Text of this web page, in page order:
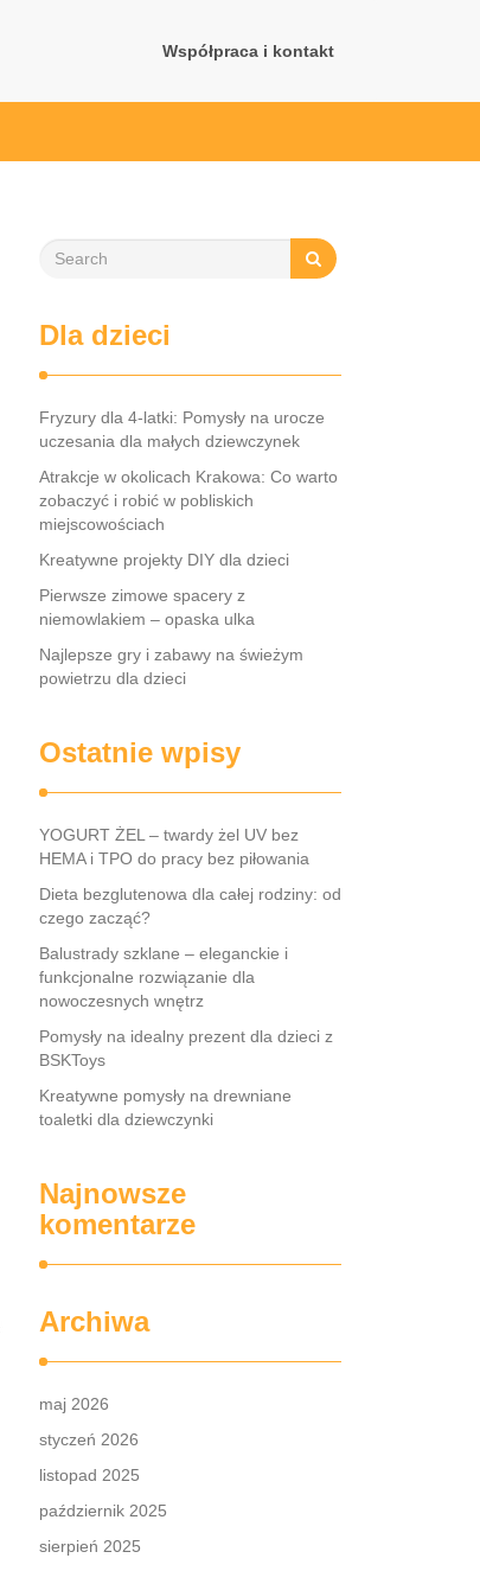
Współpraca i kontakt
Dla dzieci
Fryzury dla 4-latki: Pomysły na urocze
uczesania dla małych dziewczynek
Atrakcje w okolicach Krakowa: Co warto
zobaczyć i robić w pobliskich
miejscowościach
Kreatywne projekty DIY dla dzieci
Pierwsze zimowe spacery z
niemowlakiem – opaska ulka
Najlepsze gry i zabawy na świeżym
powietrzu dla dzieci
Ostatnie wpisy
YOGURT ŻEL – twardy żel UV bez
HEMA i TPO do pracy bez piłowania
Dieta bezglutenowa dla całej rodziny: od
czego zacząć?
Balustrady szklane – eleganckie i
funkcjonalne rozwiązanie dla
nowoczesnych wnętrz
Pomysły na idealny prezent dla dzieci z
BSKToys
Kreatywne pomysły na drewniane
toaletki dla dziewczynki
Najnowsze
komentarze
Archiwa
maj 2026
styczeń 2026
listopad 2025
październik 2025
sierpień 2025